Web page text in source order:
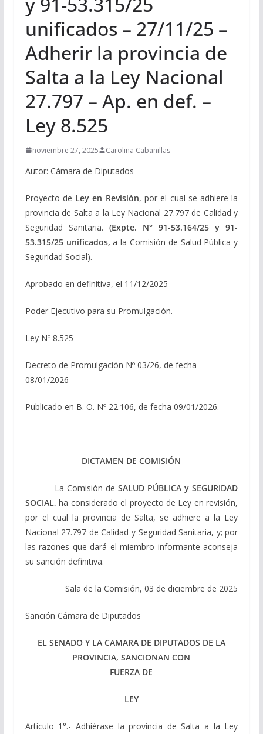
unificados – 27/11/25 –
Adherir la provincia de
Salta a la Ley Nacional
27.797 – Ap. en def. –
Ley 8.525
noviembre 27, 2025 Carolina Cabanillas
Autor: Cámara de Diputados
Proyecto de Ley en Revisión, por el cual se adhiere la
provincia de Salta a la Ley Nacional 27.797 de Calidad y
Seguridad Sanitaria. (Expte. N° 91-53.164/25 y 91-
53.315/25 unificados,a la Comisión de Salud Pública y
Seguridad Social).
Aprobado en definitiva, el 11/12/2025
Poder Ejecutivo para su Promulgación.
Ley Nº 8.525
Decreto de Promulgación Nº 03/26, de fecha
08/01/2026
Publicado en B. O. Nº 22.106, de fecha 09/01/2026.
DICTAMEN DE COMISIÓN
La Comisión de SALUD PÚBLICA y SEGURIDAD
SOCIAL,ha considerado el proyecto de Ley en revisión,
por el cual la provincia de Salta, se adhiere a la Ley
Nacional 27.797 de Calidad y Seguridad Sanitaria, y; por
las razones que dará el miembro informante aconseja
su sanción definitiva.
Sala de la Comisión, 03 de diciembre de 2025
Sanción Cámara de Diputados
EL SENADO Y LA CAMARA DE DIPUTADOS DE LA
PROVINCIA, SANCIONAN CON
FUERZA DE
LEY
Articulo 1°.- Adhiérase la provincia de Salta a la Ley